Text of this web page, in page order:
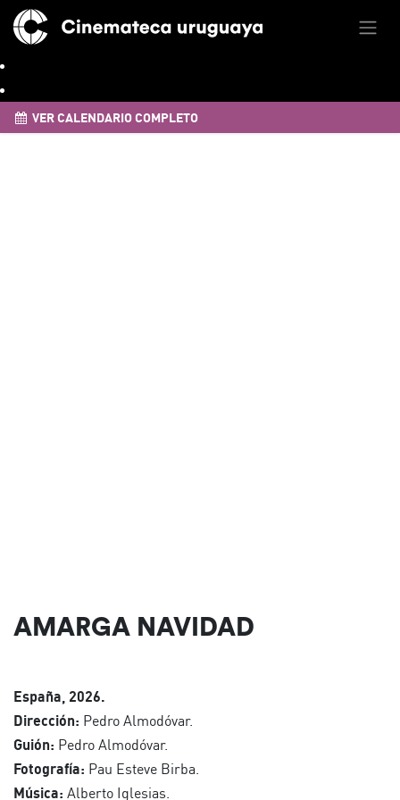
VER CALENDARIO COMPLETO
AMARGA NAVIDAD
España, 2026.
Dirección: Pedro Almodóvar.
Guión: Pedro Almodóvar.
Fotografía: Pau Esteve Birba.
Música: Alberto Iglesias.